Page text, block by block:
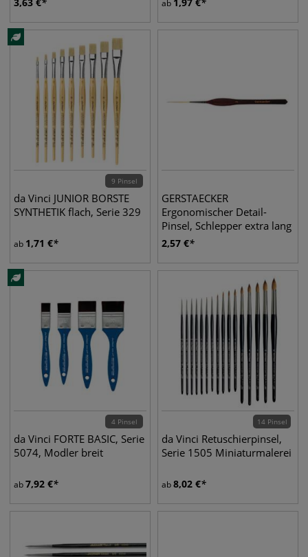
ab
9 Pinsel
da Vinci JUNIOR BORSTE
SYNTHETIK flach, Serie 329
ab 1,71 €
GERSTAECKER
Ergonomischer Detail-
Pinsel, Schlepper extra lang
2,57 €
4 Pinsel
da Vinci FORTE BASIC, Serie
5074, Modler breit
ab7,92 €
14 Pinsel
da Vinci Retuschierpinsel,
Serie 1505 Miniaturmalerei
ab8,02 €